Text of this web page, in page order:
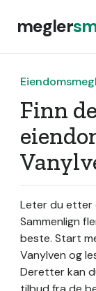
megler
Finn
Leter du etter
Sammenlign
beste. Start
Vanylven og
Deretter kan